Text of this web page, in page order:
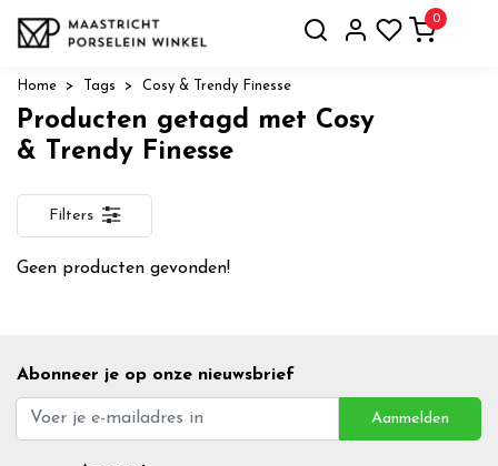
0
Home Tags Cosy & Trendy Finesse
Producten getagd met Cosy
& Trendy Finesse
Filters
Geen producten gevonden!
Abonneer je op onze nieuwsbrief
Aanmelden